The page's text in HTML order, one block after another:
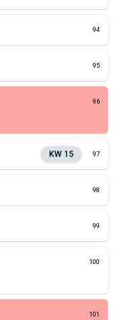
94
95
96
KW 15 97
98
99
100
101